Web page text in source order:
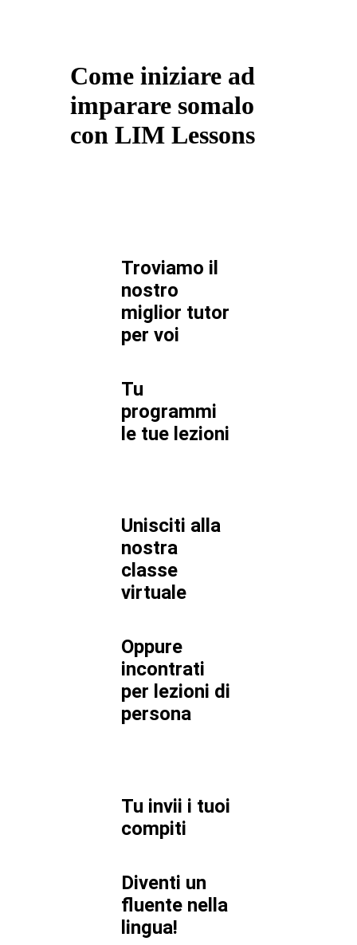
Come iniziare ad
imparare somalo
con LIM Lessons
Troviamo il
nostro
miglior tutor
per voi
Tu
programmi
le tue lezioni
Unisciti alla
nostra
classe
virtuale
Oppure
incontrati
per lezioni di
persona
Tu invii i tuoi
compiti
Diventi un
fluente nella
lingua!